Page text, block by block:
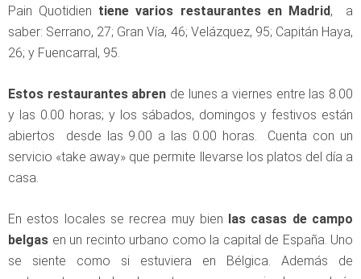
Pain Quotidien tiene varios restaurantes en Madrid, a
saber: Serrano, 27; Gran Vía, 46; Velázquez, 95; Capitán Haya,
26; y Fuencarral, 95.
Estos restaurantes abren de lunes a viernes entre las 8.00
y las 0.00 horas; y los sábados, domingos y festivos están
abiertos desde las 9.00 a las 0.00 horas. Cuenta con un
servicio «take away» que permite llevarse los platos del día a
casa.
En estos locales se recrea muy bien las casas de campo
belgas en un recinto urbano como la capital de España. Uno
se siente como si estuviera en Bélgica. Además de